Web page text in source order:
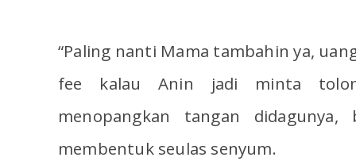
“Paling nanti Mama tambahin ya,
fee kalau Anin jadi minta
menopangkan tangan
membentuk seulas senyum.